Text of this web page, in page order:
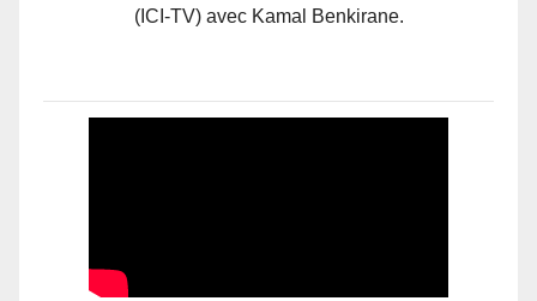
(ICI-TV) avec Kamal Benkirane.